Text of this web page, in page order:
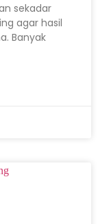
sekadar
agar hasil
Banyak